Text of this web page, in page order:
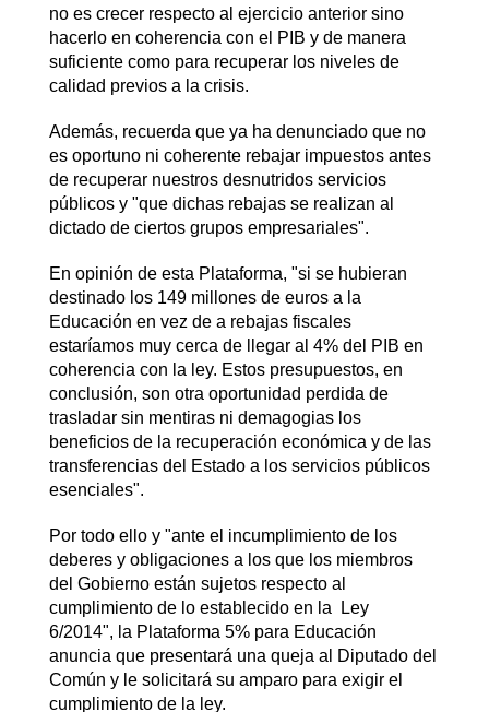
no es crecer respecto al ejercicio anterior sino
hacerlo en coherencia con el PIB y de manera
suficiente como para recuperar los niveles de
calidad previos a la crisis.
Además, recuerda que ya ha denunciado que no
es oportuno ni coherente rebajar impuestos antes
de recuperar nuestros desnutridos servicios
públicos y "que dichas rebajas se realizan al
dictado de ciertos grupos empresariales".
En opinión de esta Plataforma, "si se hubieran
destinado los 149 millones de euros a la
Educación en vez de a rebajas fiscales
estaríamos muy cerca de llegar al 4% del PIB en
coherencia con la ley. Estos presupuestos, en
conclusión, son otra oportunidad perdida de
trasladar sin mentiras ni demagogias los
beneficios de la recuperación económica y de las
transferencias del Estado a los servicios públicos
esenciales".
Por todo ello y "ante el incumplimiento de los
deberes y obligaciones a los que los miembros
del Gobierno están sujetos respecto al
cumplimiento de lo establecido en la Ley
6/2014", la Plataforma 5% para Educación
anuncia que presentará una queja al Diputado del
Común y le solicitará su amparo para exigir el
cumplimiento de la ley.